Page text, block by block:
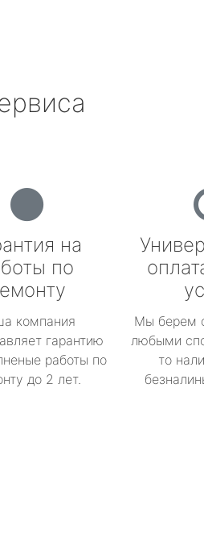
на
по
компания
гарантию
работы по
до 2 лет.
Мы берем
любыми
то